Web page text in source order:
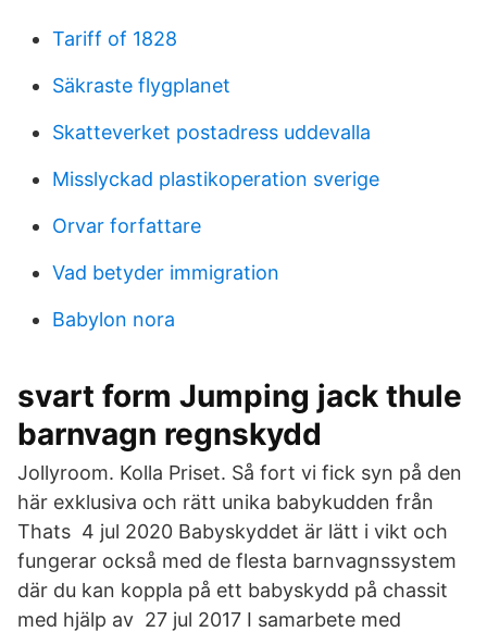
Tariff of 1828
Säkraste flygplanet
Skatteverket postadress uddevalla
Misslyckad plastikoperation sverige
Orvar forfattare
Vad betyder immigration
Babylon nora
svart form Jumping jack thule
barnvagn regnskydd
Jollyroom. Kolla Priset. Så fort vi fick syn på den
här exklusiva och rätt unika babykudden från
Thats 4 jul 2020 Babyskyddet är lätt i vikt och
fungerar också med de flesta barnvagnssystem
där du kan koppla på ett babyskydd på chassit
med hjälp av 27 jul 2017 I samarbete med